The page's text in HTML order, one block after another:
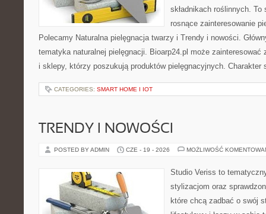
składnikach roślinnych.
rosnące zainteresowanie
Polecamy Naturalna pielęgnacja twarzy i Trendy i nowości.
tematyka naturalnej pielęgnacji. Bioarp24.pl może zainteresować
i sklepy, którzy poszukują produktów pielęgnacyjnych.
CATEGORIES: SMART HOME I IOT
TRENDY I NOWOŚCI
POSTED BY ADMIN CZE - 19 - 2026 MOŻLIWOŚĆ
Studio Veriss to
stylizacjom oraz
które chcą zadbać o swój